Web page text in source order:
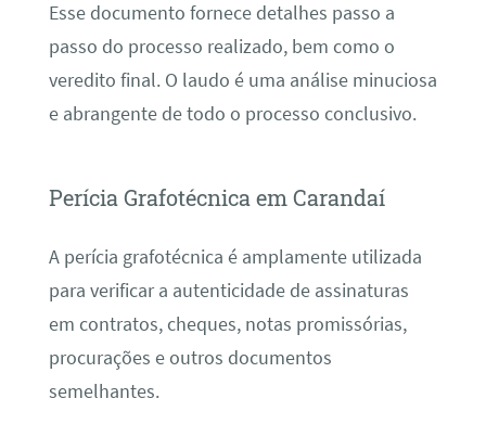
Esse documento fornece detalhes passo a
passo do processo realizado, bem como o
veredito final. O laudo é uma análise minuciosa
e abrangente de todo o processo conclusivo.
Perícia Grafotécnica em Carandaí
A perícia grafotécnica é amplamente utilizada
para verificar a autenticidade de assinaturas
em contratos, cheques, notas promissórias,
procurações e outros documentos
semelhantes.